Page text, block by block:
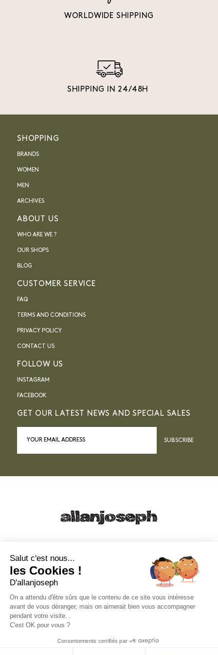
WORLDWIDE SHIPPING
SHIPPING IN 24/48H
SHOPPING
BRANDS
WOMEN
MEN
ARCHIVES
ABOUT US
WHO ARE WE ?
OUR SHOPS
BLOG
CUSTOMER SERVICE
FAQ
TERMS AND CONDITIONS
PRIVACY POLICY
CONTACT US
FOLLOW US
INSTAGRAM
FACEBOOK
GET OUR LATEST NEWS AND SPECIAL SALES
SUBSCRIBE
49, RUE FRANCIS DAVSO - 13001 MARSEILLE
eshop@allanjoseph.com
Salut c'est nous...
les Cookies !
D'allanjoseph
On a attendu d'être sûrs que le contenu de ce site vous intéresse
avant de vous déranger, mais on aimerait bien vous accompagner
pendant votre visite...
C'est OK pour vous ?
Consentements certifiés par